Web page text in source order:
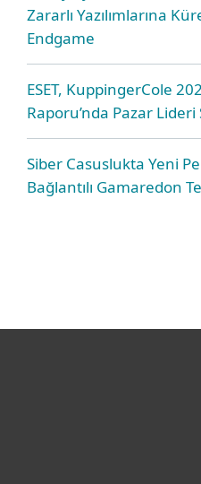
Zararlı Yazılımlarına
Endgame
ESET, KuppingerCole
Raporu’nda Pazar Lideri
Siber Casuslukta Yeni
Bağlantılı Gamaredon